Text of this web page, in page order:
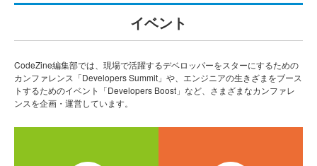
イベント
CodeZine編集部では、現場で活躍するデベロッパーをスターにするための
カンファレンス「Developers Summit」や、エンジニアの生きざまをブース
トするためのイベント「Developers Boost」など、さまざまなカンファレ
ンスを企画・運営しています。